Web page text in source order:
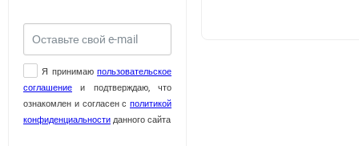
Я принимаю пользовательское
соглашение и подтверждаю, что
ознакомлен и согласен с политикой
конфиденциальности данного сайта